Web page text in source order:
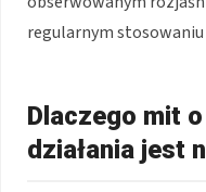
regularnym
Dlaczego mit
działania jest